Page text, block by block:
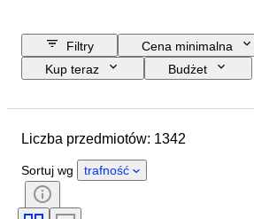
Filtry
Cena minimalna
Kup teraz
Budżet
Kraj pochodzenia
Okres
Język
Seria
Ocena/ klasa
Liczba przedmiotów: 1342
Sortuj wg trafność